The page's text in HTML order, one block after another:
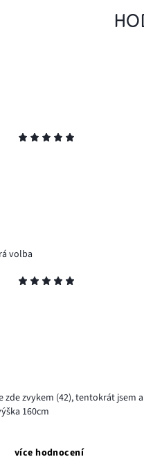
volba
zvykem (42), tentokrát jsem
160cm
více hodnocení